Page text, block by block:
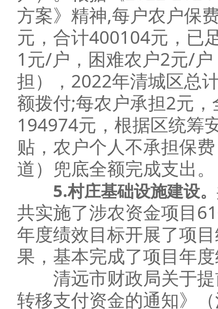
方案》精神,每户农户保
元，合计400104元，已
1元/户，困难农户2元/
担），2022年清城区总
额拨付;每农户承担2元
194974元，根据区统筹
贴，农户个人不承担保
道）兜底全额完成支出。
5.村庄基础设施建设。
共实施了涉农资金项目
年度绩效目标开展了项
果，基本完成了项目年
清远市财政局关于提
转移支付资金的通知》